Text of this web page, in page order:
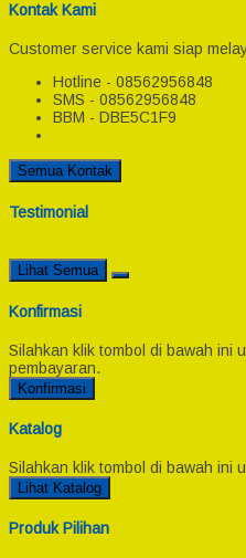
Kontak Kami
Customer service kami siap
Hotline - 08562956848
SMS - 08562956848
BBM - DBE5C1F9
Semua Kontak
Testimonial
Lihat Semua
Konfirmasi
Silahkan klik tombol di bawah ini
pembayaran.
Konfirmasi
Katalog
Silahkan klik tombol di bawah ini
Lihat Katalog
Produk Pilihan